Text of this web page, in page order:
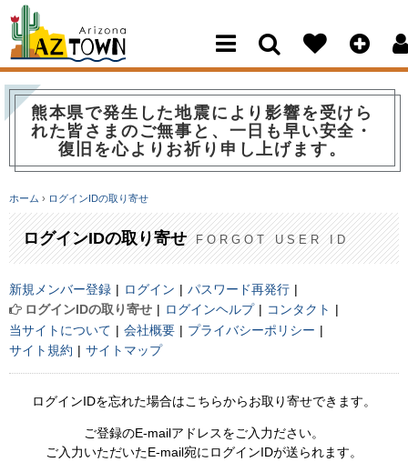
熊本県で発生した地震により影響を受けら
れた皆さまのご無事と、一日も早い安全・
復旧を心よりお祈り申し上げます。
ホーム › ログインIDの取り寄せ
ログインIDの取り寄せ FORGOT USER ID
新規メンバー登録 ログイン
パスワード再発行
ログインIDの取り寄せ
ログインヘルプ
コンタクト
当サイトについて
会社概要
プライバシーポリシー
サイト規約
サイトマップ
ログインIDを忘れた場合はこちらからお取り寄せできます。
ご登録のE-mailアドレスをご入力ださい。
ご入力いただいたE-mail宛にログインIDが送られます。